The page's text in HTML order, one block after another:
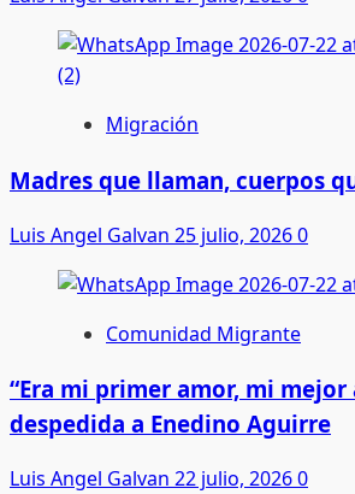
Migración
Madres que llaman, cuerpos
Luis Angel Galvan 25 julio, 20260
Comunidad Migrante
“Era mi primer amor, mi mejor
despedida a Enedino Aguirre
Luis Angel Galvan 22 julio, 20260